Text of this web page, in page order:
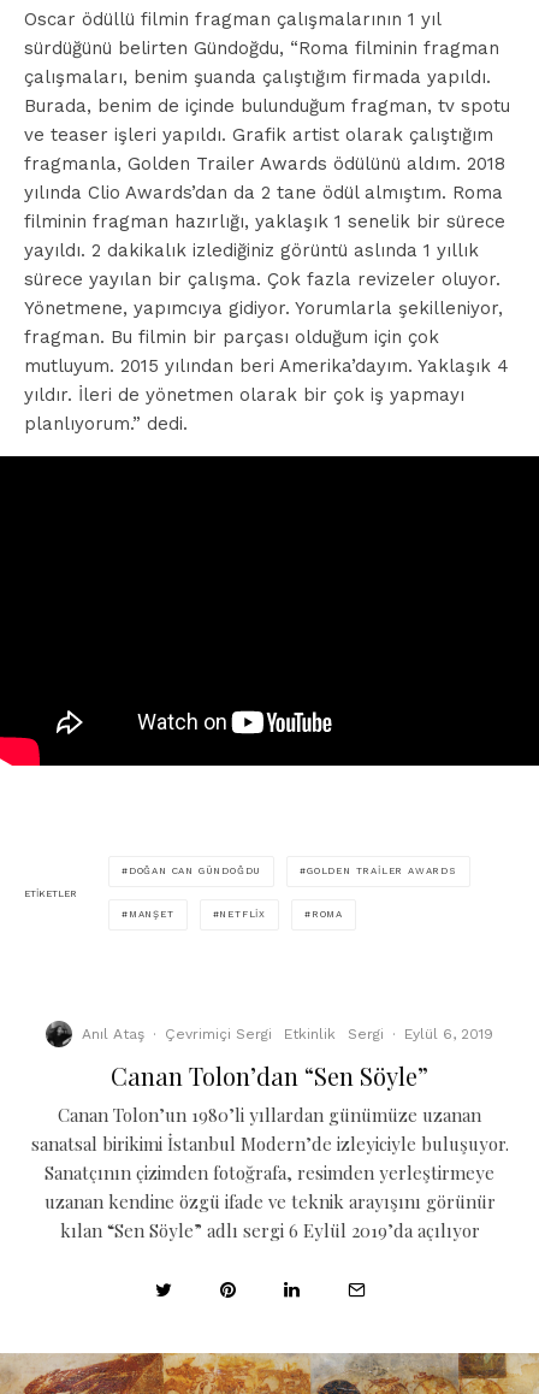
Oscar ödüllü filmin fragman çalışmalarının 1 yıl
sürdüğünü belirten Gündoğdu, “Roma filminin fragman
çalışmaları, benim şuanda çalıştığım firmada yapıldı.
Burada, benim de içinde bulunduğum fragman, tv spotu
ve teaser işleri yapıldı. Grafik artist olarak çalıştığım
fragmanla, Golden Trailer Awards ödülünü aldım. 2018
yılında Clio Awards’dan da 2 tane ödül almıştım. Roma
filminin fragman hazırlığı, yaklaşık 1 senelik bir sürece
yayıldı. 2 dakikalık izlediğiniz görüntü aslında 1 yıllık
sürece yayılan bir çalışma. Çok fazla revizeler oluyor.
Yönetmene, yapımcıya gidiyor. Yorumlarla şekilleniyor,
fragman. Bu filmin bir parçası olduğum için çok
mutluyum. 2015 yılından beri Amerika’dayım. Yaklaşık 4
yıldır. İleri de yönetmen olarak bir çok iş yapmayı
planlıyorum.” dedi.
ETIKETLER
DOĞAN CAN GÜNDOĞDU GOLDEN TRAILER AWARDS
MANŞET NETFLIX ROMA
Anıl Ataş · Çevrimiçi Sergi Etkinlik Sergi · Eylül 6, 2019
Canan Tolon’dan “Sen Söyle”
Canan Tolon’un 1980’li yıllardan günümüze uzanan
sanatsal birikimi İstanbul Modern’de izleyiciyle buluşuyor.
Sanatçının çizimden fotoğrafa, resimden yerleştirmeye
uzanan kendine özgü ifade ve teknik arayışını görünür
kılan “Sen Söyle” adlı sergi 6 Eylül 2019’da açılıyor